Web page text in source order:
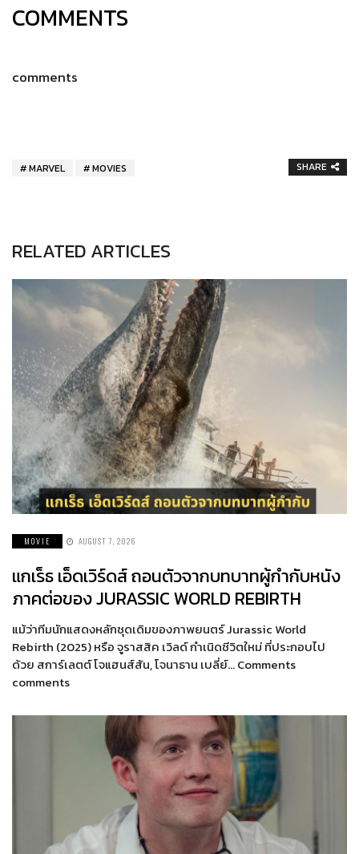
COMMENTS
comments
MARVEL MOVIES SHARE
RELATED ARTICLES
MOVIE AUGUST 7, 2026
แกเร็ธ เอ็ดเวิร์ดส์ ถอนตัวจากบทบาทผู้กำกับหนัง
ภาคต่อของ JURASSIC WORLD REBIRTH
แม้ว่าทีมนักแสดงหลักชุดเดิมของภาพยนตร์ Jurassic World
Rebirth (2025) หรือ จูราสสิค เวิลด์ กำเนิดชีวิตใหม่ ที่ประกอบไป
ด้วย สการ์เลตต์ โจแฮนส์สัน, โจนาธาน เบลี่ย์… Comments
comments